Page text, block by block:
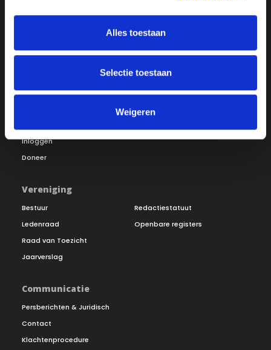
Alles toestaan
Selectie toestaan
Weigeren
Over ON!
Inloggen
Doneer
Steunbetuigingen
Vereniging
Bestuur
Ledenraad
Raad van Toezicht
Jaarverslag
Redactiestatuut
Openbare registers
Communicatie
Persberichten & Juridisch
Contact
Klachtenprocedure